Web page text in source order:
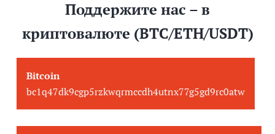
Поддержите нас – в
криптовалюте (BTC/ETH/USDT)
Bitcoin
bc1q47dk9cgp5rzkwqrmccdh4utnx77g5gd9rc0atw